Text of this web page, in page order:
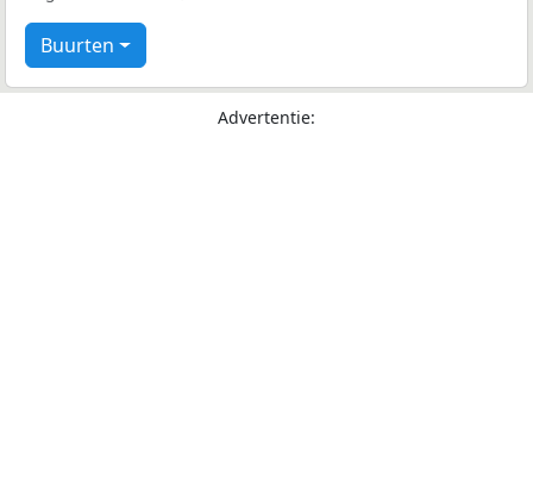
Buurten
Advertentie: